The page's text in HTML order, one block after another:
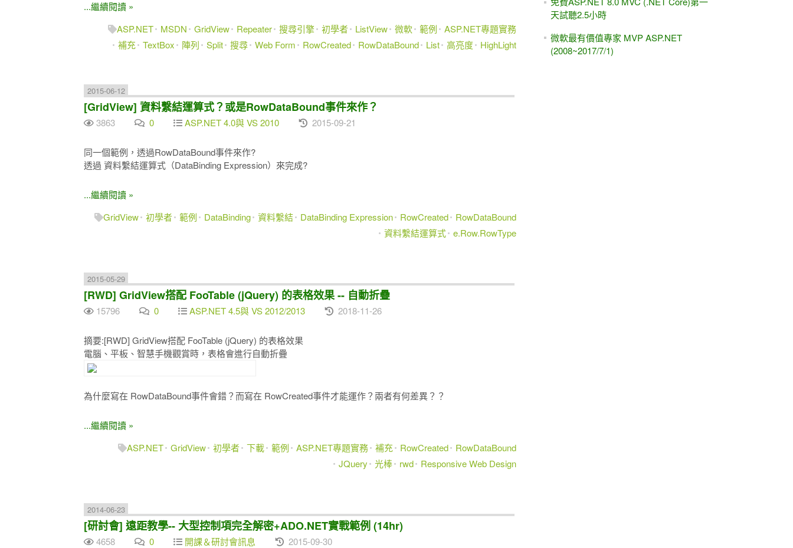
...繼續閱讀 »
ASP.NET
MSDN GridView Repeater 搜尋引擎 初學者 ListView 微軟 範例
ASP.NET專題實務
補充 TextBox 陣列 Split 搜尋 Web Form RowCreated RowDataBound List 高亮度 HighLight
2015-06-12
[GridView] 資料繫結運算式？或是RowDataBound事件來作？
3863 0 ASP.NET 4.0與 VS 2010 2015-09-21
同一個範例，透過RowDataBound事件來作?
透過 資料繫結運算式（DataBinding Expression）來完成?
...繼續閱讀 »
GridView 初學者 範例 DataBinding 資料繫結 DataBinding Expression RowCreated
RowDataBound
資料繫結運算式 e.Row.RowType
2015-05-29
[RWD] GridView搭配 FooTable (jQuery) 的表格效果 -- 自動折疊
15796 0 ASP.NET 4.5與 VS 2012/2013 2018-11-26
摘要:[RWD] GridView搭配 FooTable (jQuery) 的表格效果
電腦、平板、智慧手機觀賞時，表格會進行自動折疊
為什麼寫在 RowDataBound事件會錯？而寫在 RowCreated事件才能運作？兩者有何差異？？
...繼續閱讀 »
ASP.NET GridView 初學者 下載 範例 ASP.NET專題實務 補充 RowCreated
RowDataBound
JQuery
光棒 rwd Responsive Web Design
2014-06-23
[研討會] 遠距教學-- 大型控制項完全解密+ADO.NET實戰範例 (14hr)
4658 0 開課＆研討會訊息 2015-09-30
天試聽2.5小時
微軟最有價值專家 MVP ASP.NET
(2008~2017/7/1)